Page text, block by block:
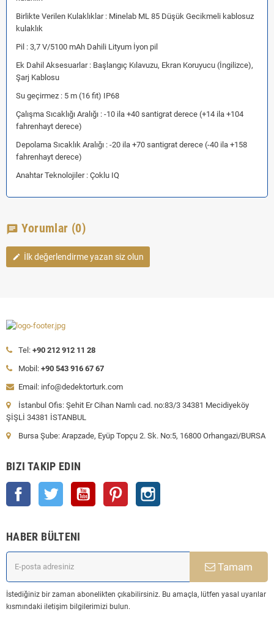
Birlikte Verilen Kulaklıklar : Minelab ML 85 Düşük Gecikmeli kablosuz
kulaklık
Pil : 3,7 V/5100 mAh Dahili Lityum İyon pil
Ek Dahil Aksesuarlar : Başlangıç ​​Kılavuzu, Ekran Koruyucu (İngilizce),
Şarj Kablosu
Su geçirmez : 5 m (16 fit) IP68
Çalışma Sıcaklığı Aralığı : -10 ila +40 santigrat derece (+14 ila +104
fahrenhayt derece)
Depolama Sıcaklık Aralığı : -20 ila +70 santigrat derece (-40 ila +158
fahrenhayt derece)
Anahtar Teknolojiler : Çoklu IQ
chat Yorumlar (0)
edit İlk değerlendirme yazan siz olun
Tel: +90 212 912 11 28
Mobil: +90 543 916 67 67
Email: info@dedektorturk.com
İstanbul Ofis: Şehit Er Cihan Namlı cad. no:83/3 34381 Mecidiyeköy
ŞİŞLİ 34381 İSTANBUL
Bursa Şube: Arapzade, Eyüp Topçu 2. Sk. No:5, 16800 Orhangazi/BURSA
BIZI TAKIP EDIN
Facebook Twitter YouTube Pinterest
HABER BÜLTENI
Tamam
İstediğiniz bir zaman abonelikten çıkabilirsiniz. Bu amaçla, lütfen yasal uyarılar
kısmındaki iletişim bilgilerimizi bulun.